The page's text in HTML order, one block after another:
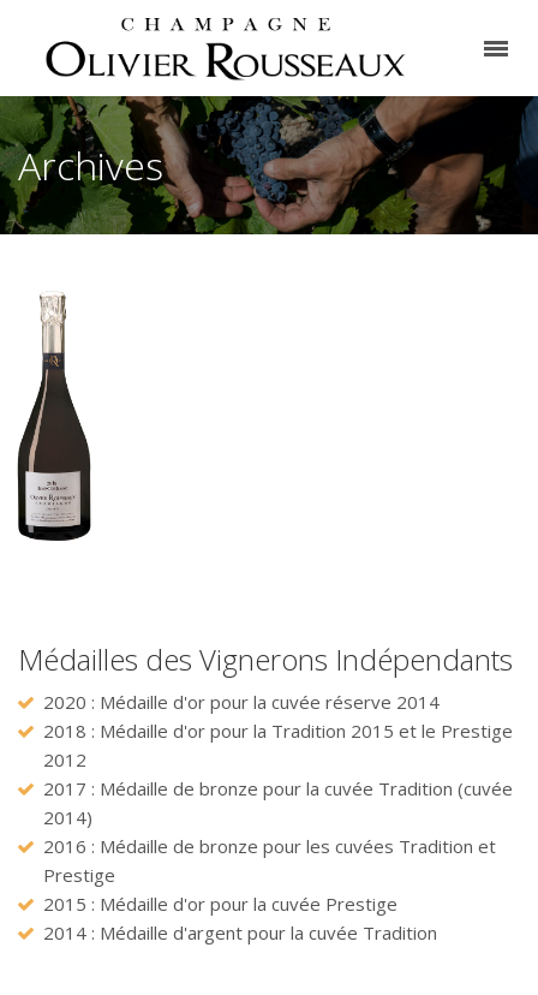
Archives
La
Cuvée
Blanc
Blancs
2016
Notre gamme
Médailles des Vignerons Indépendants
2020 : Médaille d'or pour la cuvée réserve 2014
2018 : Médaille d'or pour la Tradition 2015 et le Prestige
2012
2017 : Médaille de bronze pour la cuvée Tradition (cuvée
2014)
2016 : Médaille de bronze pour les cuvées Tradition et
Prestige
2015 : Médaille d'or pour la cuvée Prestige
2014 : Médaille d'argent pour la cuvée Tradition